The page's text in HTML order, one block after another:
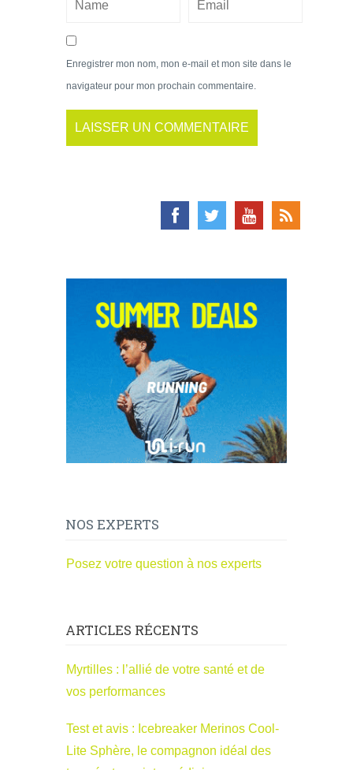
Enregistrer mon nom, mon e-mail et mon site dans le
navigateur pour mon prochain commentaire.
NOS EXPERTS
Posez votre question à nos experts
ARTICLES RÉCENTS
Myrtilles : l’allié de votre santé et de
vos performances
Test et avis : Icebreaker Merinos Cool-
Lite Sphère, le compagnon idéal des